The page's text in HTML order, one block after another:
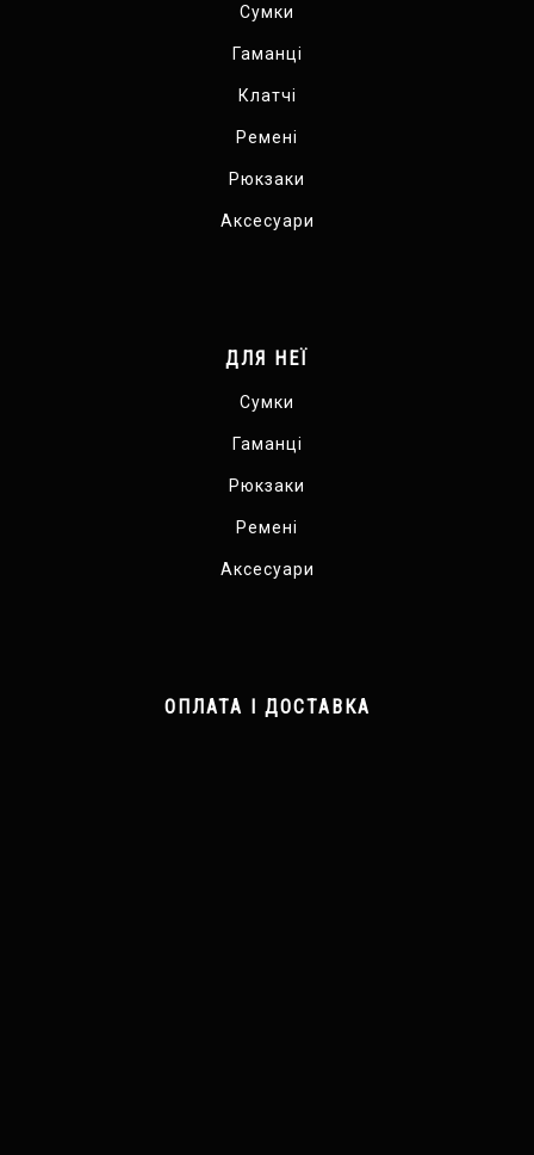
Сумки
Гаманці
Клатчі
Ремені
Рюкзаки
Аксесуари
ДЛЯ НЕЇ
Сумки
Гаманці
Рюкзаки
Ремені
Аксесуари
ОПЛАТА І ДОСТАВКА